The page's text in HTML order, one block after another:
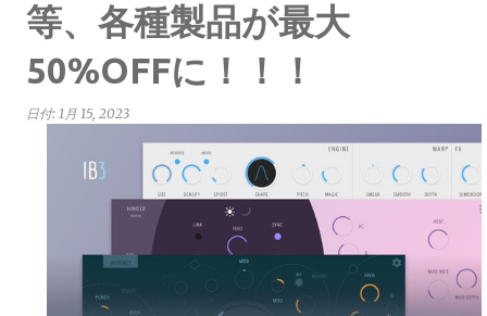
等、各種製品が最大
50%OFFに！！！
日付: 1月 15, 2023